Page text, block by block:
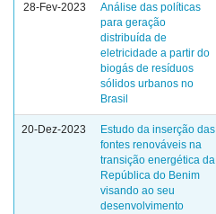
28-Fev-2023
Análise das políticas
para geração
distribuída de
eletricidade a partir do
biogás de resíduos
sólidos urbanos no
Brasil
20-Dez-2023
Estudo da inserção das
fontes renováveis na
transição energética da
República do Benim
visando ao seu
desenvolvimento